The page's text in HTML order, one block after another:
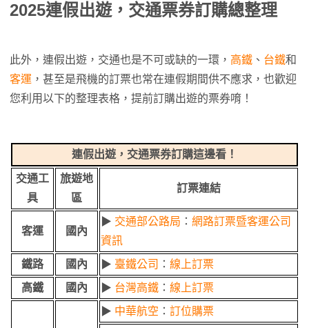
2025連假出遊，交通票券訂購總整理
此外，連假出遊，交通也是不可或缺的一環， 高鐵 、 台鐵和
客運 ，甚至是飛機的訂票也常在連假期間供不應求，也歡迎
您利用以下的整理表格，提前訂購出遊的票券唷！
連假出遊，交通票券訂購這邊看！
交通工
具
旅遊地
區
訂票連結
客運 國內
▶ 交通部公路局 ： 網路訂票暨客運公司
資訊
鐵路
國內 ▶ 臺鐵公司 ： 線上訂票
高鐵
國內 ▶ 台灣高鐵 ： 線上訂票
▶ 中華航空 ： 訂位購票